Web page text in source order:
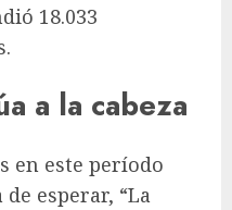
18.033
a la cabeza
en este período
esperar, “La